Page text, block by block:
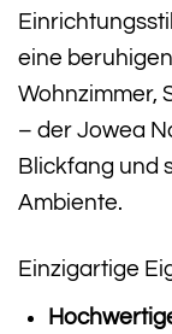
eine
Wohnzimmer,
– der Jowea
Blickfang und
Ambiente.
Einzigartige